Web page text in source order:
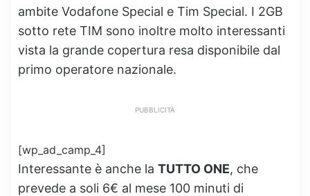
ambite Vodafone Special e Tim Special. I 2GB
sotto rete TIM sono inoltre molto interessanti
vista la grande copertura resa disponibile dal
primo operatore nazionale.
PUBBLICITÀ
[wp_ad_camp_4]
Interessante è anche la TUTTO ONE, che
prevede a soli 6€ al mese 100 minuti di